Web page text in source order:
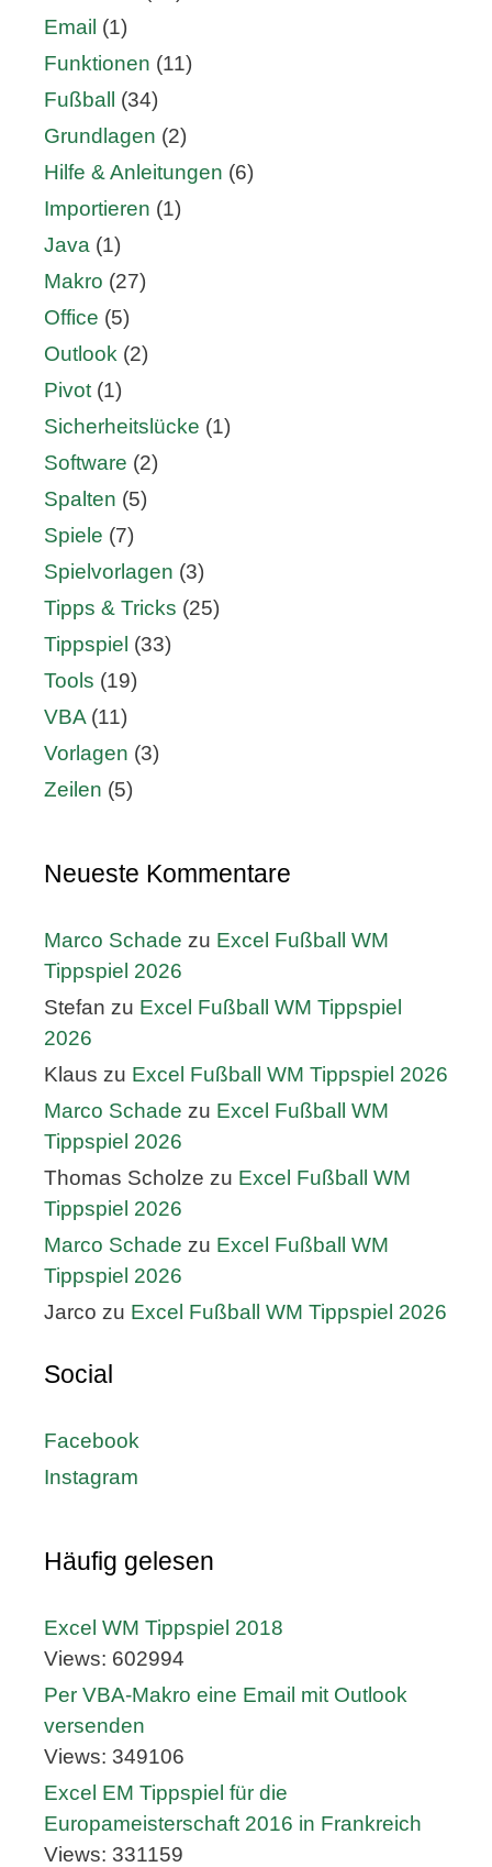
Email (1)
Funktionen (11)
Fußball
(34)
Grundlagen (2)
Hilfe & Anleitungen (6)
Importieren (1)
Java (1)
Makro (27)
Office (5)
Outlook (2)
Pivot (1)
Sicherheitslücke (1)
Software (2)
Spalten (5)
Spiele (7)
Spielvorlagen (3)
Tipps & Tricks (25)
Tippspiel (33)
Tools (19)
VBA (11)
Vorlagen (3)
Zeilen (5)
Neueste Kommentare
Marco Schade zu Excel Fußball WM
Tippspiel 2026
Stefan zu Excel Fußball WM Tippspiel
2026
Klaus zu Excel Fußball WM Tippspiel 2026
Marco Schade zu Excel Fußball WM
Tippspiel 2026
Thomas Scholze zu Excel Fußball WM
Tippspiel 2026
Marco Schade zu Excel Fußball WM
Tippspiel 2026
Jarco zu Excel Fußball WM Tippspiel 2026
Social
Facebook
Instagram
Häufig gelesen
Excel WM Tippspiel 2018
Views: 602994
Per VBA-Makro eine Email mit Outlook
versenden
Views: 349106
Excel EM Tippspiel für die
Europameisterschaft 2016 in Frankreich
Views: 331159